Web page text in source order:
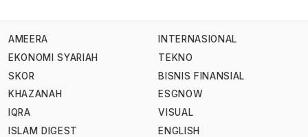
AMEERA
EKONOMI SYARIAH
SKOR
KHAZANAH
IQRA
ISLAM DIGEST
INTERNASIONAL
TEKNO
BISNIS FINANSIAL
ESGNOW
VISUAL
ENGLISH